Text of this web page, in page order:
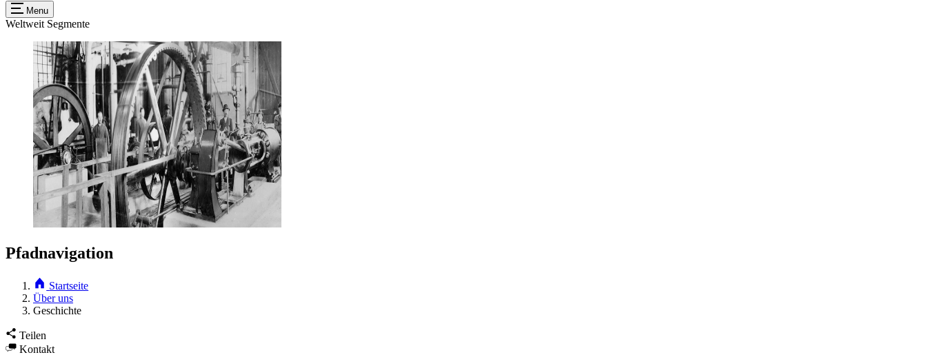
Menu
Weltweit Segmente
Pfadnavigation
Startseite
Über uns
Geschichte
Teilen
Kontakt